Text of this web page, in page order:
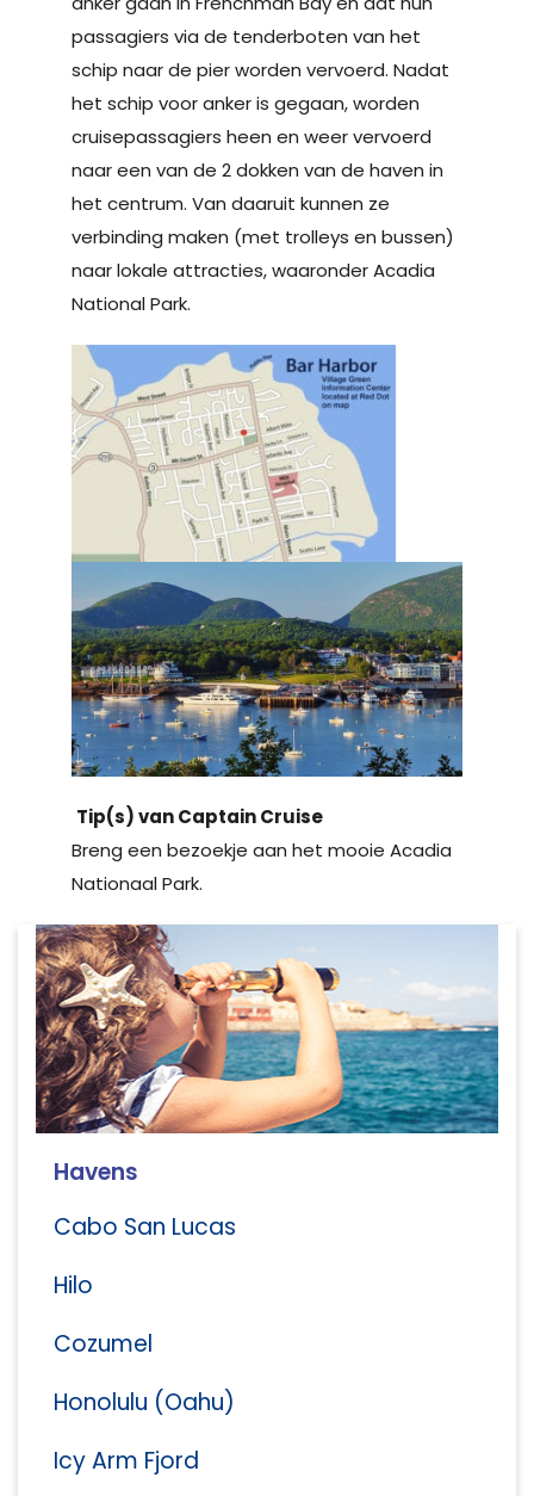
passagiers via de tenderboten van het
schip naar de pier worden vervoerd. Nadat
het schip voor anker is gegaan, worden
cruisepassagiers heen en weer vervoerd
naar een van de 2 dokken van de haven in
het centrum. Van daaruit kunnen ze
verbinding maken (met trolleys en bussen)
naar lokale attracties, waaronder Acadia
National Park.
Tip(s) van Captain Cruise
Breng een bezoekje aan het mooie Acadia
Nationaal Park.
Havens
Cabo San Lucas
Hilo
Cozumel
Honolulu (Oahu)
Icy Arm Fjord